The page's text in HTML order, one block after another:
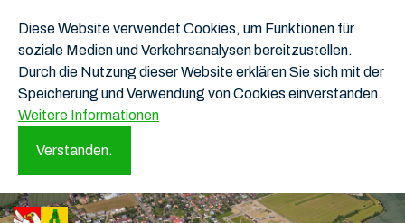
Diese Website verwendet Cookies, um Funktionen für
soziale Medien und Verkehrsanalysen bereitzustellen.
Durch die Nutzung dieser Website erklären Sie sich mit der
Speicherung und Verwendung von Cookies einverstanden.
Weitere Informationen
Verstanden.